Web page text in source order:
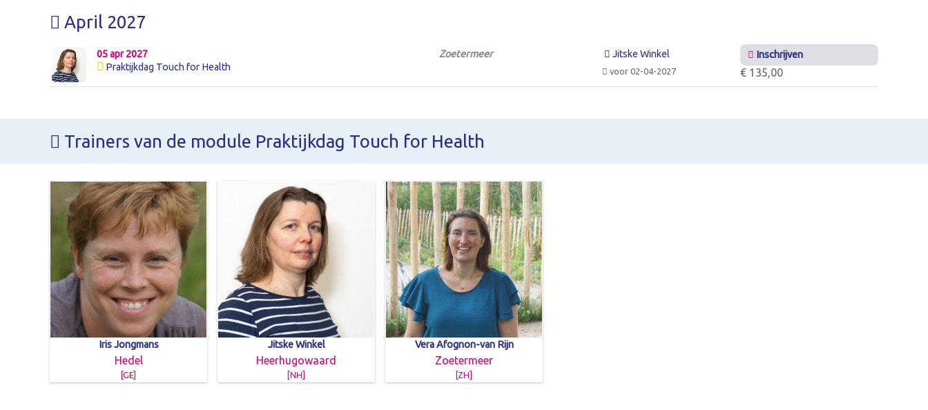
April 2027
05 apr 2027
Praktijkdag Touch for Health
Zoetermeer Jitske Winkel
voor 02-04-2027
Inschrijven
€ 135,00
Trainers van de module Praktijkdag Touch for Health
Iris Jongmans
Hedel
[GE]
Jitske Winkel
Heerhugowaard
[NH]
Vera Afognon-van Rijn
Zoetermeer
[ZH]